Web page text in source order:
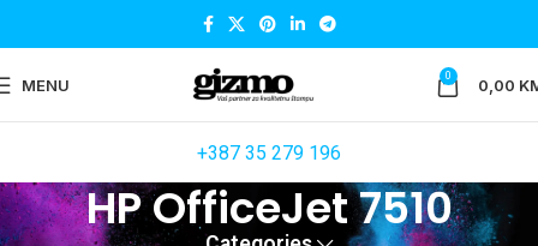
MENU 0 0,00
+387 35 279 196
HP OfficeJet 7510